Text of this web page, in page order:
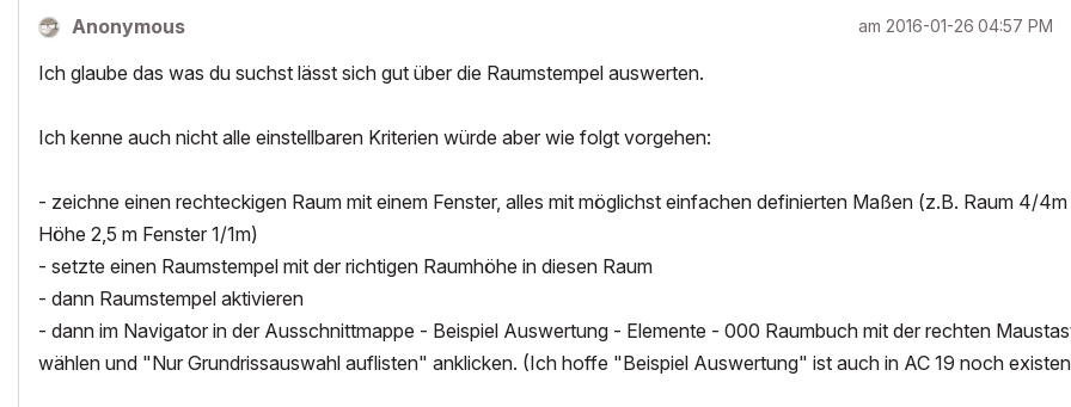
Anonymous am ‎2016-01-26 04:57 PM
Ich glaube das was du suchst lässt sich gut über die Raumstempel auswerten.
Ich kenne auch nicht alle einstellbaren Kriterien würde aber wie folgt vorgehen:
- zeichne einen rechteckigen Raum mit einem Fenster, alles mit möglichst einfachen definierten Maßen (z.B. Raum 4/4m
Höhe 2,5 m Fenster 1/1m)
- setzte einen Raumstempel mit der richtigen Raumhöhe in diesen Raum
- dann Raumstempel aktivieren
- dann im Navigator in der Ausschnittmappe - Beispiel Auswertung - Elemente - 000 Raumbuch mit der rechten
wählen und "Nur Grundrissauswahl auflisten" anklicken. (Ich hoffe "Beispiel Auswertung" ist auch in AC 19 noch